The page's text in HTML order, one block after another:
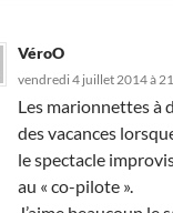
VéroO
vendredi 4 juillet 2014 à
Les marionnettes à
des vacances
le spectacle
au « co-pilote ».